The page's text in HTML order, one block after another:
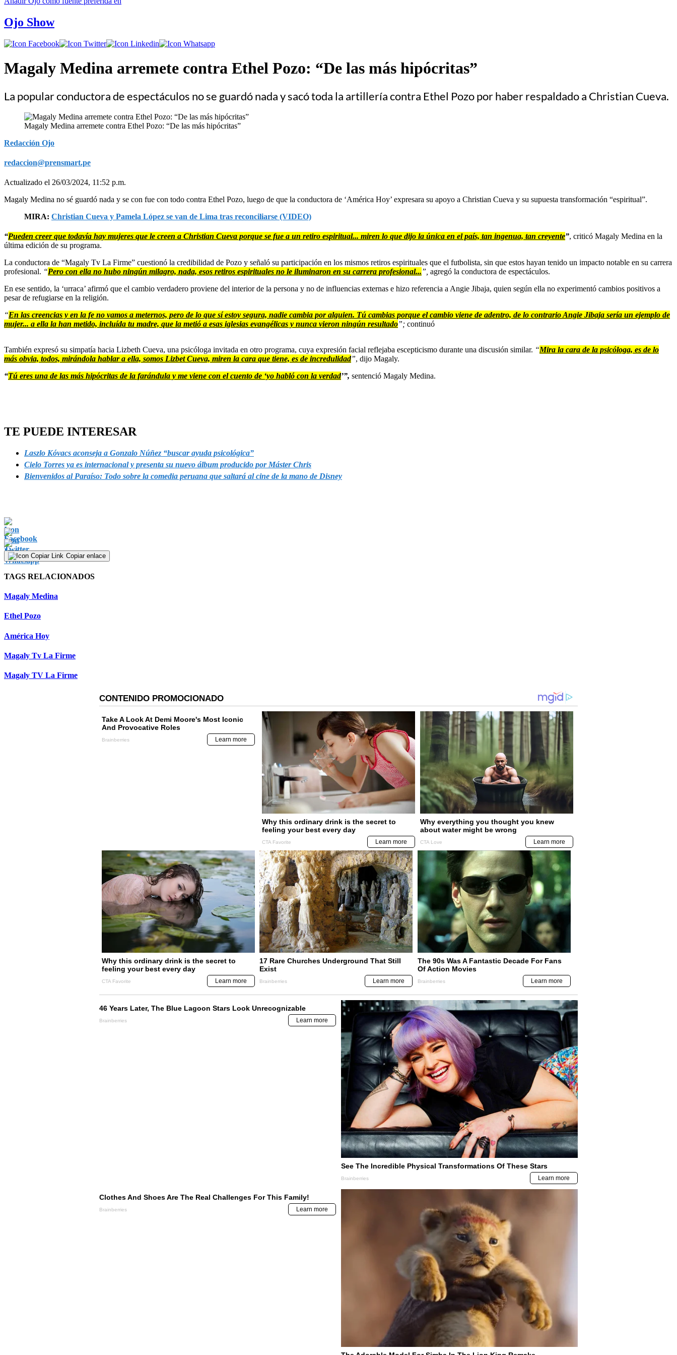
Ojo Show
Magaly Medina arremete contra Ethel Pozo: “De las más hipócritas”
La popular conductora de espectáculos no se guardó nada y sacó toda la artillería contra Ethel Pozo por haber respaldado a Christian Cueva.
Magaly Medina arremete contra Ethel Pozo: “De las más hipócritas”
Redacción Ojo
redaccion@prensmart.pe
Actualizado el 26/03/2024, 11:52 p.m.
Magaly Medina no sé guardó nada y se con fue con todo contra Ethel Pozo, luego de que la conductora de ‘América Hoy’ expresara su apoyo a Christian Cueva y su supuesta transformación “espiritual”.
MIRA: Christian Cueva y Pamela López se van de Lima tras reconciliarse (VIDEO)
“Pueden creer que todavía hay mujeres que le creen a Christian Cueva porque se fue a un retiro espiritual... miren lo que dijo la única en el país, tan ingenua, tan creyente”, criticó Magaly Medina en la
última edición de su programa.
La conductora de “Magaly Tv La Firme” cuestionó la credibilidad de Pozo y señaló su participación en los mismos retiros espirituales que el futbolista, sin que estos hayan tenido un impacto notable en su carrera
profesional. “Pero con ella no hubo ningún milagro, nada, esos retiros espirituales no le iluminaron en su carrera profesional...”, agregó la conductora de espectáculos.
En ese sentido, la ‘urraca’ afirmó que el cambio verdadero proviene del interior de la persona y no de influencias externas e hizo referencia a Angie Jibaja, quien según ella no experimentó cambios positivos a
pesar de refugiarse en la religión.
“En las creencias y en la fe no vamos a meternos, pero de lo que sí estoy segura, nadie cambia por alguien. Tú cambias porque el cambio viene de adentro, de lo contrario Angie Jibaja sería un ejemplo de
mujer... a ella la han metido, incluída tu madre, que la metió a esas iglesias evangélicas y nunca vieron ningún resultado”; continuó
También expresó su simpatía hacia Lizbeth Cueva, una psicóloga invitada en otro programa, cuya expresión facial reflejaba escepticismo durante una discusión similar. “Mira la cara de la psicóloga, es de lo
más obvia, todos, mirándola hablar a ella, somos Lizbet Cueva, miren la cara que tiene, es de incredulidad”, dijo Magaly.
“Tú eres una de las más hipócritas de la farándula y me viene con el cuento de ‘yo habló con la verdad’”, sentenció Magaly Medina.
TE PUEDE INTERESAR
Laszlo Kóvacs aconseja a Gonzalo Núñez “buscar ayuda psicológica”
Cielo Torres ya es internacional y presenta su nuevo álbum producido por Máster Chris
Bienvenidos al Paraíso: Todo sobre la comedia peruana que saltará al cine de la mano de Disney
Copiar enlace
TAGS RELACIONADOS
Magaly Medina
Ethel Pozo
América Hoy
Magaly Tv La Firme
Magaly TV La Firme